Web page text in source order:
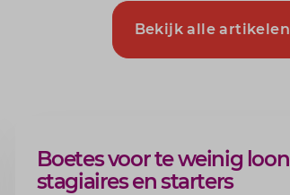
Bekijk alle artikelen
ARTIKEL
Boetes voor te weinig loon
stagiaires en starters